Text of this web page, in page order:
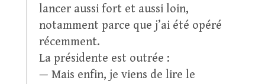
lancer aussi fort et aussi loin,
notamment parce que j’ai été opéré
récemment.
La présidente est outrée :
— Mais enfin, je viens de lire le